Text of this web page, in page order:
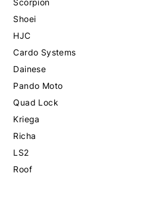
Shoei
HJC
Cardo Systems
Dainese
Pando Moto
Quad Lock
Kriega
Richa
LS2
Roof